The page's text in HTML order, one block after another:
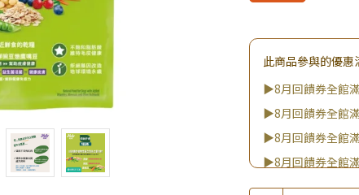
此商品參與的優惠
▶8月回饋券全館
▶8月回饋券全館
▶8月回饋券全館
▶8月回饋券全館
▶8/8王國雙饗日